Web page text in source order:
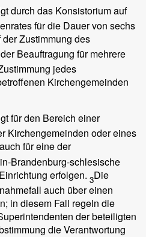
durch das Konsistorium auf
für die Dauer von sechs
Zustimmung des
Beauftragung für mehrere
jedes
Kirchengemeinden
für den Bereich einer
Kirchengemeinden oder eines
für eine der
Brandenburg-schlesische
erfolgen. 3Die
auch über einen
in diesem Fall regeln die
der beteiligten
die Verantwortung